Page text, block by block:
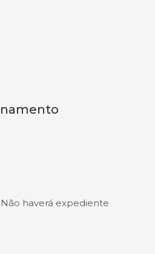
Não haverá expediente